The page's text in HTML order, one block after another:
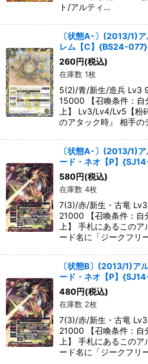
ト/アルティ…
〔状態A-〕(2013/1)
レム【C】{BS24-077}
260 円(税込)
在庫数 1枚
5(2)/青/新生/造兵 Lv3
15000 【召喚条件：自
上】 Lv3/Lv4/Lv5【粉
のアタック時』 相手の
〔状態A-〕(2013/1)ア
ード・ネオ【P】
580 円(税込)
在庫数 4枚
7(3)/赤/新生・古竜
21000 【召喚条件：自
上】 手札にあるこのア
ード名に「ジークフリ
〔状態B〕(2013/1)ア
ード・ネオ【P】
480 円(税込)
在庫数 2枚
7(3)/赤/新生・古竜
21000 【召喚条件：自
上】 手札にあるこのア
ード名に「ジークフリ